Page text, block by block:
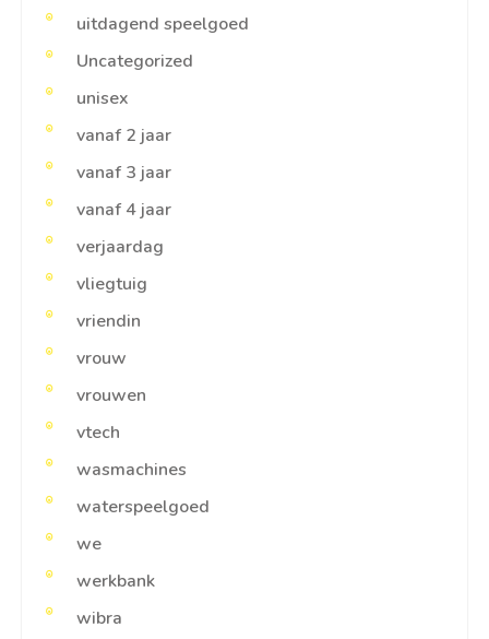
uitdagend speelgoed
Uncategorized
unisex
vanaf 2 jaar
vanaf 3 jaar
vanaf 4 jaar
verjaardag
vliegtuig
vriendin
vrouw
vrouwen
vtech
wasmachines
waterspeelgoed
we
werkbank
wibra